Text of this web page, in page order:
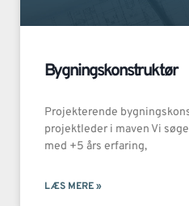
Bygningskonstruktør
Projekterende
projektleder i maven Vi
med +5 års erfaring,
LÆS MERE »